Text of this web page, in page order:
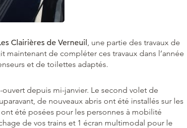
Clairières de Verneuil, une partie des travaux de
maintenant de compléter ces travaux dans l’année
et de toilettes adaptés.
ouvert depuis mi-janvier. Le second volet de
de nouveaux abris ont été installés sur les
été posées pour les personnes à mobilité
de vos trains et 1 écran multimodal pour le